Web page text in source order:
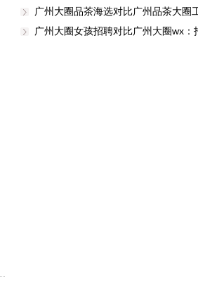
广州大圈品茶海选对比广州品茶大圈
海选服务监管风险_102
广州大圈女孩招聘对比广州大圈wx：